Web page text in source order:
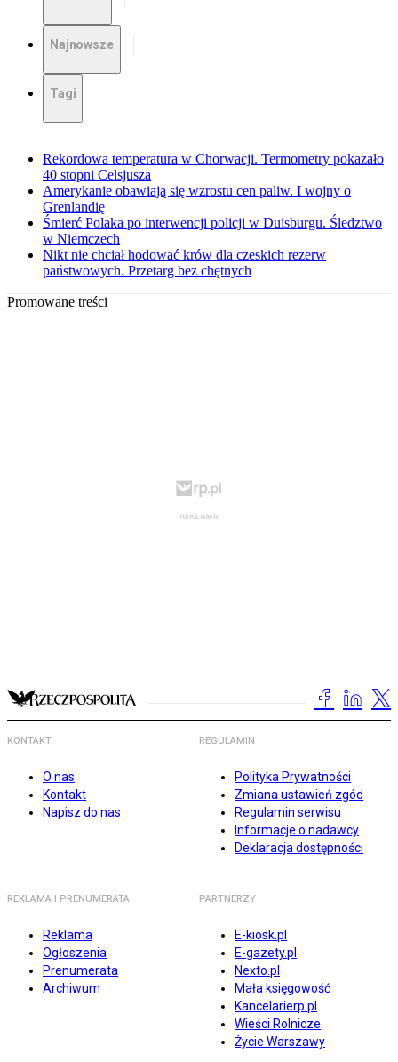
Najnowsze
Tagi
Rekordowa temperatura w Chorwacji. Termometry pokazało
40 stopni Celsjusza
Amerykanie obawiają się wzrostu cen paliw. I wojny o
Grenlandię
Śmierć Polaka po interwencji policji w Duisburgu. Śledztwo
w Niemczech
Nikt nie chciał hodować krów dla czeskich rezerw
państwowych. Przetarg bez chętnych
Promowane treści
KONTAKT
O nas
Kontakt
Napisz do nas
REGULAMIN
Polityka Prywatności
Zmiana ustawień zgód
Regulamin serwisu
Informacje o nadawcy
Deklaracja dostępności
REKLAMA I PRENUMERATA
Reklama
Ogłoszenia
Prenumerata
Archiwum
PARTNERZY
E-kiosk.pl
E-gazety.pl
Nexto.pl
Mała księgowość
Kancelarierp.pl
Wieści Rolnicze
Życie Warszawy